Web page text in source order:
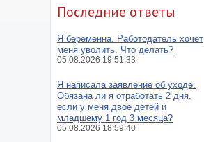
Последние ответы
Я беременна. Работодатель хочет
меня уволить. Что делать?
05.08.2026 19:51:33
Я написала заявление об уходе.
Обязана ли я отработать 2 дня,
если у меня двое детей и
младшему 1 год 3 месяца?
05.08.2026 18:59:40